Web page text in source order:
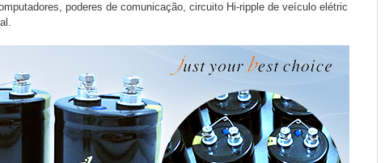
poderes de comunicação, circuito Hi-ripple de veículo elétric